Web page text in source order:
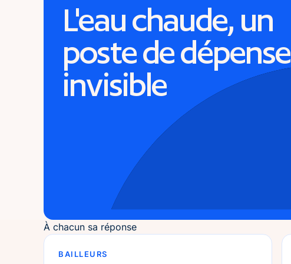
L'eau chaude, un
poste de dépense
invisible
À chacun sa réponse
BAILLEURS